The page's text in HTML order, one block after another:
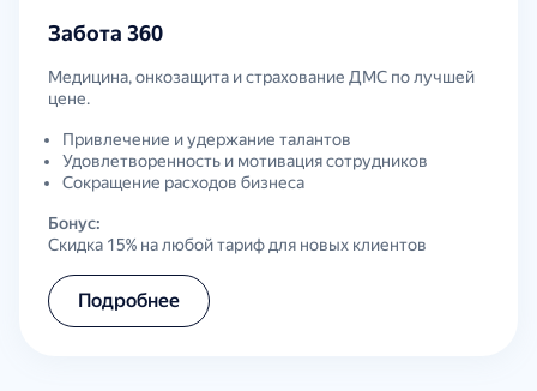
Забота 360
Медицина, онкозащита и страхование ДМС по лучшей
цене.
Привлечение и удержание талантов
Удовлетворенность и мотивация сотрудников
Сокращение расходов бизнеса
Бонус:
Скидка 15% на любой тариф для новых клиентов
Подробнее